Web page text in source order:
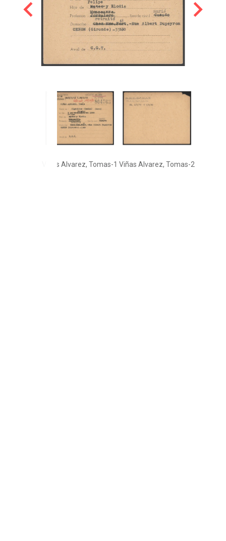
Viñas Alvarez, Tomas-1 Viñas Alvarez, Tomas-2